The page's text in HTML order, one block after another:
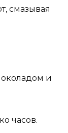
смазывая
и
часов.